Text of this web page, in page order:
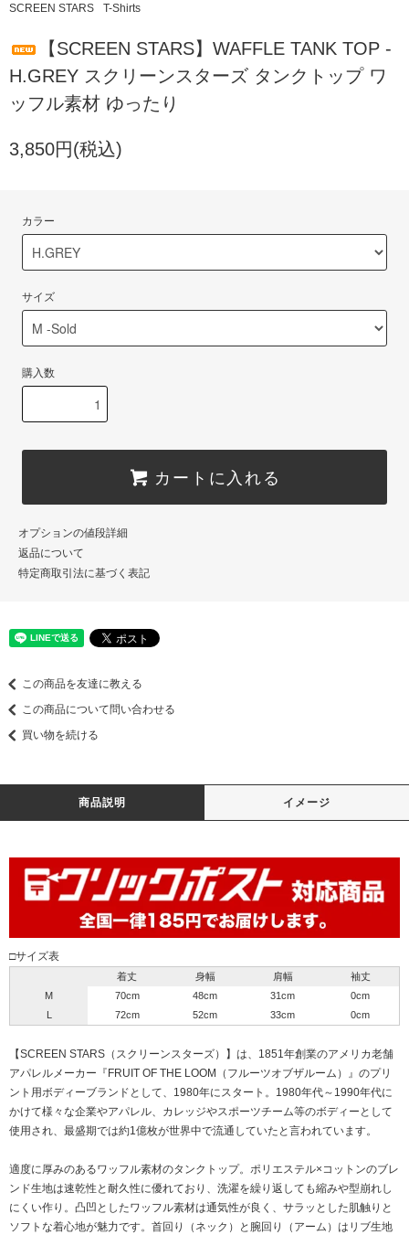
SCREEN STARS T-Shirts
【SCREEN STARS】WAFFLE TANK TOP -
H.GREY スクリーンスターズ タンクトップ ワ
ッフル素材 ゆったり
3,850円(税込)
カラー
サイズ
購入数
カートに入れる
オプションの値段詳細
返品について
特定商取引法に基づく表記
この商品を友達に教える
この商品について問い合わせる
買い物を続ける
商品説明 イメージ
□サイズ表
着丈 身幅 肩幅
袖丈
M
70cm 48cm 31cm
0cm
L
72cm 52cm 33cm 0cm
【SCREEN STARS（スクリーンスターズ）】は、1851年創業のアメリカ老舗
アパレルメーカー『FRUIT OF THE LOOM（フルーツオブザルーム）』のプリ
ント用ボディーブランドとして、1980年にスタート。1980年代～1990年代に
かけて様々な企業やアパレル、カレッジやスポーツチーム等のボディーとして
使用され、最盛期では約1億枚が世界中で流通していたと言われています。
適度に厚みのあるワッフル素材のタンクトップ。ポリエステル×コットンのブレ
ンド生地は速乾性と耐久性に優れており、洗濯を繰り返しても縮みや型崩れし
にくい作り。凸凹としたワッフル素材は通気性が良く、サラッとした肌触りと
ソフトな着心地が魅力です。首回り（ネック）と腕回り（アーム）はリブ生地